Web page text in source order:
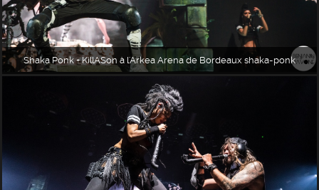
Shaka Ponk + KillASon à l'Arkea Arena de Bordeaux shaka-ponk